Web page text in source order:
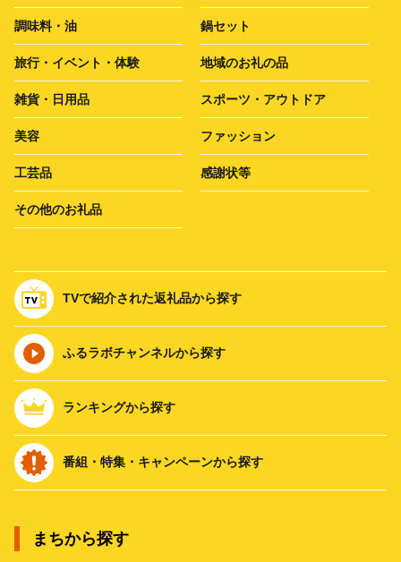
調味料・油 鍋セット
旅行・イベント・体験 地域のお礼の品
雑貨・日用品 スポーツ・アウトドア
美容 ファッション
工芸品 感謝状等
その他のお礼品
TVで紹介された返礼品から探す
ふるラボチャンネルから探す
ランキングから探す
番組・特集・キャンペーンから探す
まちから探す